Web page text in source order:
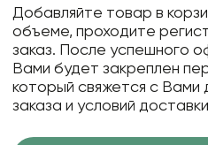
Добавляйте товар в
объеме, проходите
заказ. После успешного
Вами будет закреплен
который свяжется с Вами
заказа и условий